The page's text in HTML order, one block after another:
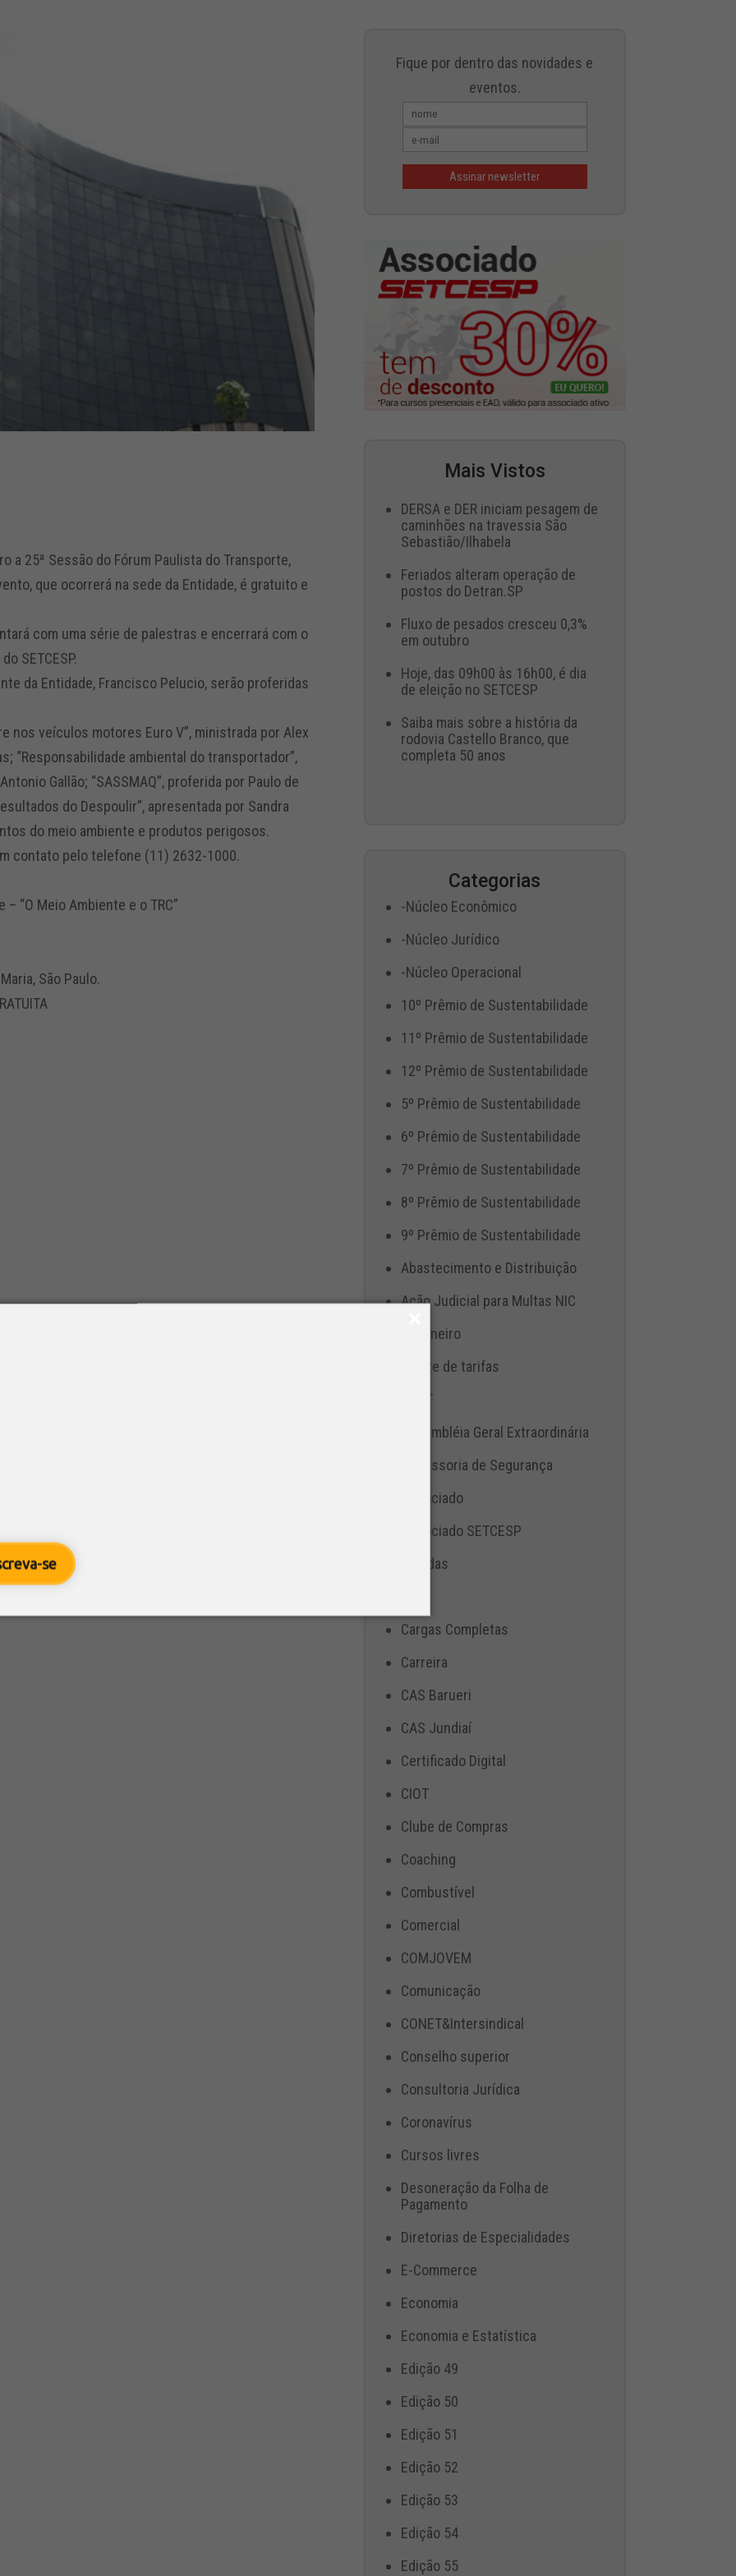
se
a 25ª Sessão do Fórum Paulista do Transporte,
que ocorrerá na sede da Entidade, é gratuito e
com uma série de palestras e encerrará com o
SETCESP.
da Entidade, Francisco Pelucio, serão proferidas
nos veículos motores Euro V”, ministrada por Alex
“Responsabilidade ambiental do transportador”,
Gallão; “SASSMAQ”, proferida por Paulo de
do Despoulir”, apresentada por Sandra
do meio ambiente e produtos perigosos.
contato pelo telefone (11) 2632-1000.
“O Meio Ambiente e o TRC”
São Paulo.
Fique por dentro das novidades e
eventos.
Mais Vistos
DERSA e DER iniciam pesagem de
caminhões na travessia São
Sebastião/Ilhabela
Feriados alteram operação de
postos do Detran.SP
Fluxo de pesados cresceu 0,3%
em outubro
Hoje, das 09h00 às 16h00, é dia
de eleição no SETCESP
Saiba mais sobre a história da
rodovia Castello Branco, que
completa 50 anos
Categorias
-Núcleo Econômico
-Núcleo Jurídico
-Núcleo Operacional
10º Prêmio de Sustentabilidade
11º Prêmio de Sustentabilidade
12º Prêmio de Sustentabilidade
5º Prêmio de Sustentabilidade
6º Prêmio de Sustentabilidade
7º Prêmio de Sustentabilidade
8º Prêmio de Sustentabilidade
9º Prêmio de Sustentabilidade
Abastecimento e Distribuição
Ação Judicial para Multas NIC
Aduaneiro
Ajuste de tarifas
ANTT
Assembléia Geral Extraordinária
Assessoria de Segurança
Associado
Associado SETCESP
Bebidas
Cargas Completas
Carreira
CAS Barueri
CAS Jundiaí
Certificado Digital
CIOT
Clube de Compras
Coaching
Combustível
Comercial
COMJOVEM
Comunicação
CONET&Intersindical
Conselho superior
Consultoria Jurídica
Coronavírus
Cursos livres
Desoneração da Folha de
Pagamento
Diretorias de Especialidades
E-Commerce
Economia
Economia e Estatística
Edição 49
Edição 50
Edição 51
Edição 52
Edição 53
Edição 54
Edição 55